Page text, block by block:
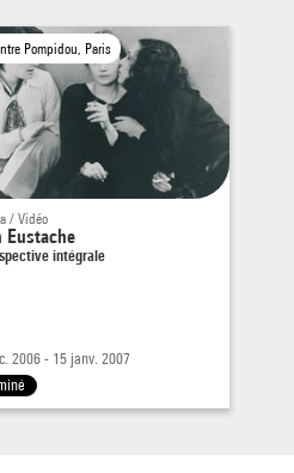
Pompidou, Paris
/ Vidéo
Eustache
intégrale
2006 - 15 janv. 2007